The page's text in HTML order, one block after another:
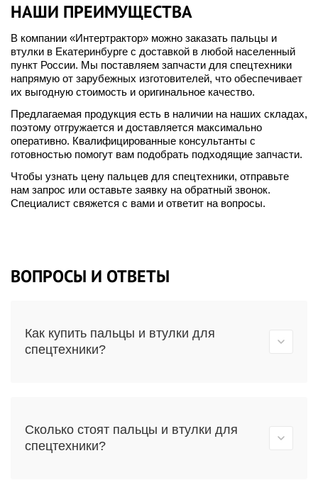
НАШИ ПРЕИМУЩЕСТВА
В компании «Интертрактор» можно заказать пальцы и
втулки в Екатеринбурге с доставкой в любой населенный
пункт России. Мы поставляем запчасти для спецтехники
напрямую от зарубежных изготовителей, что обеспечивает
их выгодную стоимость и оригинальное качество.
Предлагаемая продукция есть в наличии на наших складах,
поэтому отгружается и доставляется максимально
оперативно. Квалифицированные консультанты с
готовностью помогут вам подобрать подходящие запчасти.
Чтобы узнать цену пальцев для спецтехники, отправьте
нам запрос или оставьте заявку на обратный звонок.
Специалист свяжется с вами и ответит на вопросы.
ВОПРОСЫ И ОТВЕТЫ
Как купить пальцы и втулки для
спецтехники?
Сколько стоят пальцы и втулки для
спецтехники?